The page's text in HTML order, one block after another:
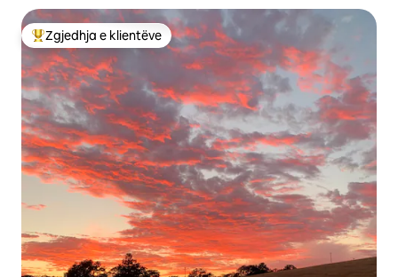
Më të mirat e zgjedhjeve të klientëve
Zgjedhja e klientëve